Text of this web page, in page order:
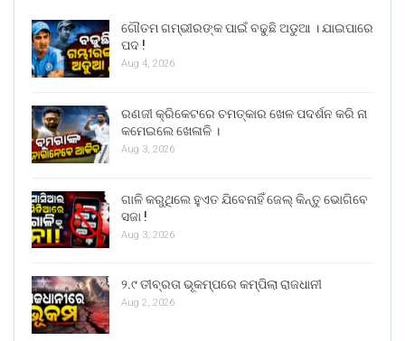
ଗୌତମ ଗମ୍ଭୀରଙ୍କ ପାଇଁ ବଢୁଛି ଅଡୁଆ । ଯାଇପାରେ
ପଦ !
Aug 4, 2026
ରଣଜୀ କ୍ରିକେଟରେ ଚମତ୍କାର ଖେଳ ପଦର୍ଶନ କରି ନା
କମେଇଲେ ଖେଳାଳି ।
Aug 3, 2026
ଗାଳି କରୁଥିଲେ ହୁଏତ ଯିବେନାହିଁ ଜେଲ୍ କିନ୍ତୁ ଭୋଗିବେ
ସଜା !
Aug 3, 2026
୨.୯ ତୀବ୍ରତା ଭୂକମ୍ପରେ କମ୍ପିଲା ରାଜଧାନୀ
Aug 2, 2026